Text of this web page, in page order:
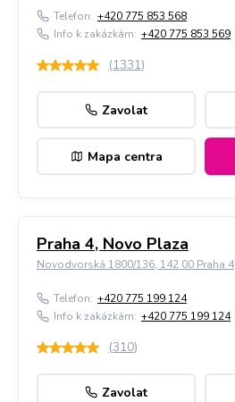
Telefon: +420 775 853 568
Info k zakázkám: +420 775 853 569
(1331)
Zavolat
Mapa centra
Praha 4, Novo Plaza
Novodvorská 1800/136, 142 00 Praha 4
Telefon: +420 775 199 124
Info k zakázkám: +420 775 199 124
(310)
Zavolat